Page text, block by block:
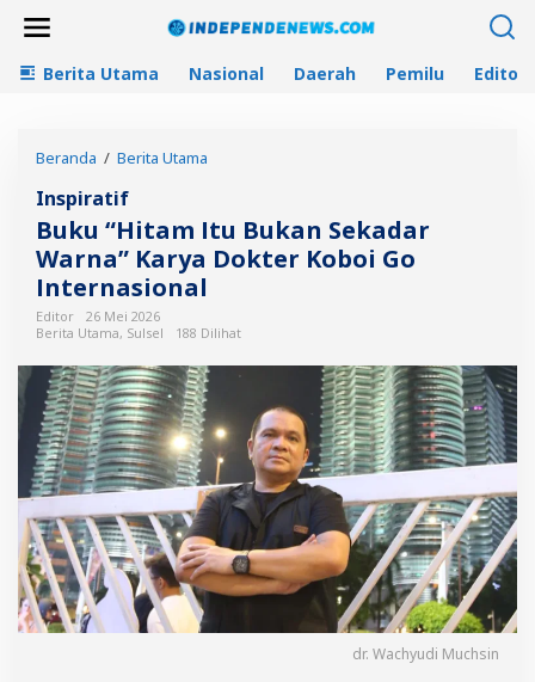
Berita Utama Nasional Daerah Pemilu
Beranda / Berita Utama
u
"
H
a
I
t
u
B
u
k
a
S
e
k
d
Inspiratif
Buku “Hitam Itu Bukan Sekadar
Warna” Karya Dokter Koboi Go
Internasional
Editor
26 Mei 2026
Berita Utama, Sulsel 188 Dilihat
dr. Wachyudi Muchsin